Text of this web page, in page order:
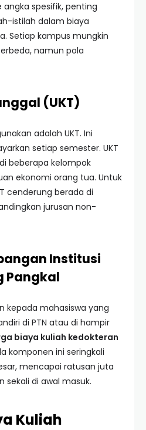
spesifik, penting
istilah dalam biaya
Setiap kampus mungkin
namun pola
(UKT)
adalah UKT. Ini
setiap semester. UKT
beberapa kelompok
ekonomi orang tua. Untuk
cenderung berada di
jurusan non-
Institusi
Pangkal
kepada mahasiswa yang
di PTN atau di hampir
biaya kuliah kedokteran
komponen ini seringkali
mencapai ratusan juta
sekali di awal masuk.
Kuliah